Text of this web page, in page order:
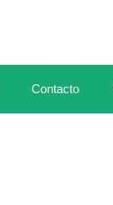
Contacto